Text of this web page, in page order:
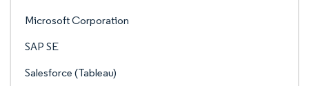
Microsoft Corporation
SAP SE
Salesforce (Tableau)